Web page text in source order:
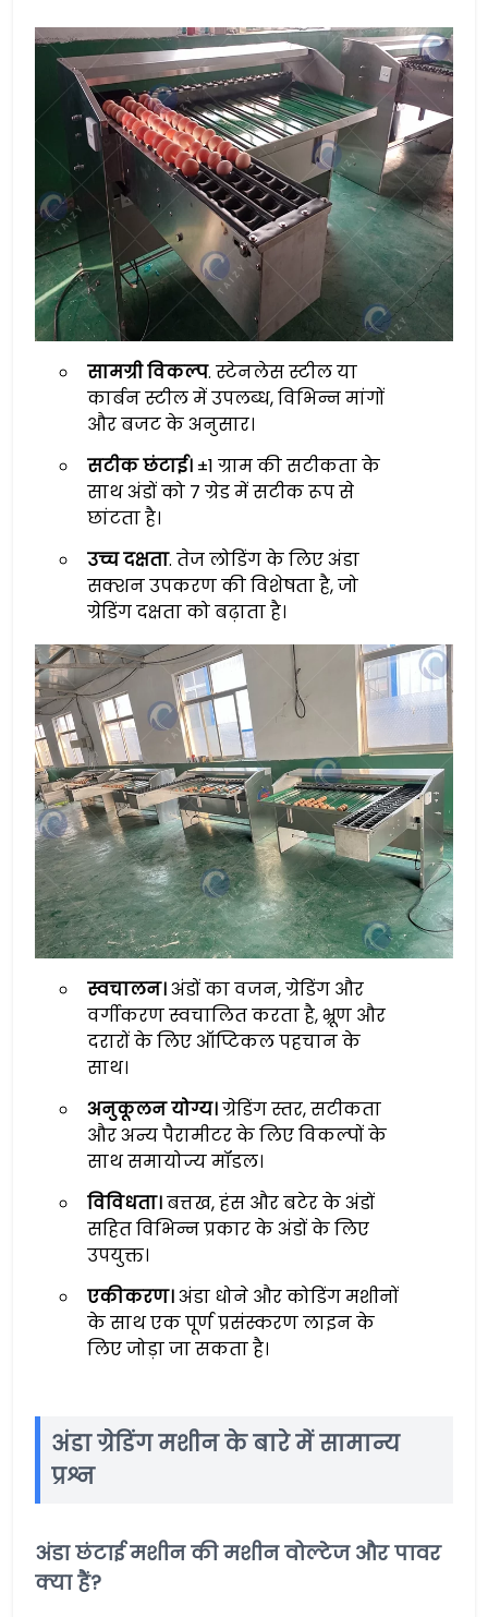
सामग्री विकल्प. स्टेनलेस स्टील या
कार्बन स्टील में उपलब्ध, विभिन्न मांगों
और बजट के अनुसार।
सटीक छंटाई।±1 ग्राम की सटीकता के
साथ अंडों को 7 ग्रेड में सटीक रूप से
छांटता है।
उच्च दक्षता. तेज लोडिंग के लिए अंडा
सक्शन उपकरण की विशेषता है, जो
ग्रेडिंग दक्षता को बढ़ाता है।
स्वचालन।अंडों का वजन, ग्रेडिंग और
वर्गीकरण स्वचालित करता है, भ्रूण और
दरारों के लिए ऑप्टिकल पहचान के
साथ।
अनुकूलन योग्य।ग्रेडिंग स्तर, सटीकता
और अन्य पैरामीटर के लिए विकल्पों के
साथ समायोज्य मॉडल।
विविधता।बत्तख, हंस और बटेर के अंडों
सहित विभिन्न प्रकार के अंडों के लिए
उपयुक्त।
एकीकरण।अंडा धोने और कोडिंग मशीनों
के साथ एक पूर्ण प्रसंस्करण लाइन के
लिए जोड़ा जा सकता है।
अंडा ग्रेडिंग मशीन के बारे में सामान्य
प्रश्न
अंडा छंटाई मशीन की मशीन वोल्टेज और पावर
क्या हैं?